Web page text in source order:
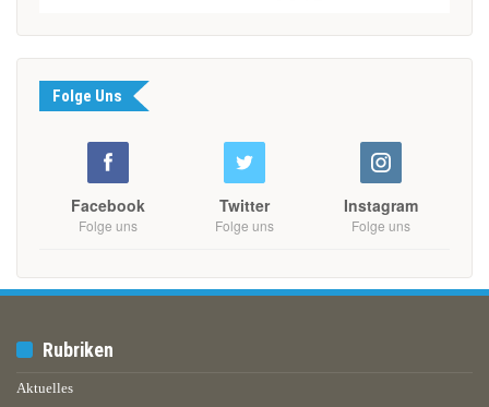
Folge Uns
Facebook
Folge uns
Twitter
Folge uns
Instagram
Folge uns
Rubriken
Aktuelles